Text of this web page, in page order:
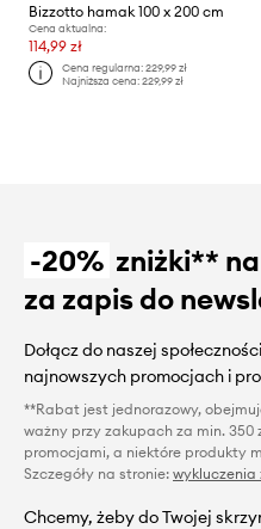
Bizzotto hamak 100 x 200 cm
Cena aktualna:
114,99 zł
Cena regularna:229,99 zł
Najniższa cena:229,99 zł
-20% zniżki**
za zapis do
Dołącz do naszej
najnowszych promocjach i
**Rabat jest jednorazowy,
ważny przy zakupach za min. 350
promocjami, a niektóre produkty
Szczegóły na stronie: wykluczenia
Chcemy, żeby do Twojej